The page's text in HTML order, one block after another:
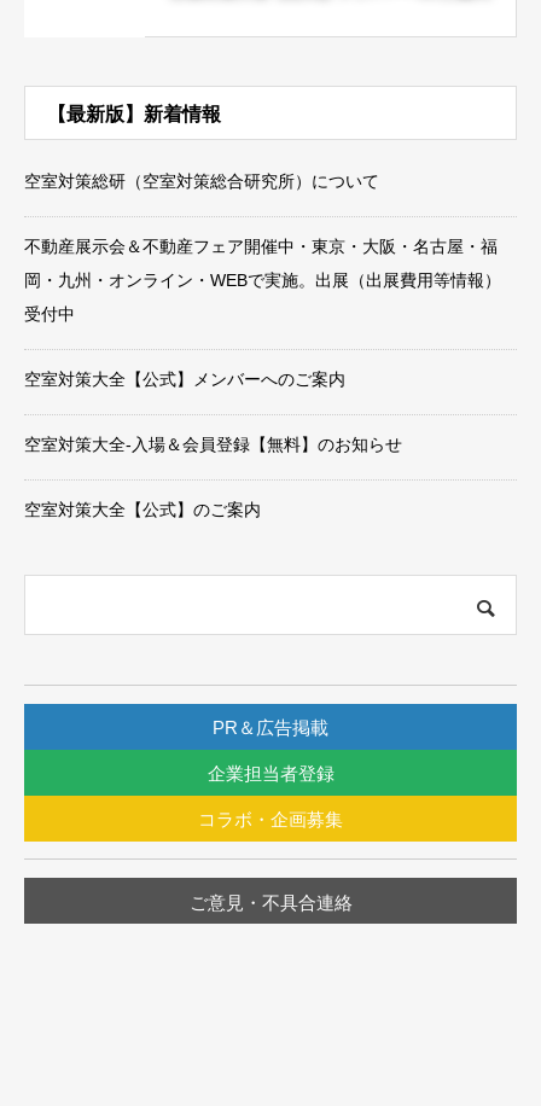
【最新版】新着情報
空室対策総研（空室対策総合研究所）について
不動産展示会＆不動産フェア開催中・東京・大阪・名古屋・福
岡・九州・オンライン・WEBで実施。出展（出展費用等情報）
受付中
空室対策大全【公式】メンバーへのご案内
空室対策大全-入場＆会員登録【無料】のお知らせ
空室対策大全【公式】のご案内
PR＆広告掲載
企業担当者登録
コラボ・企画募集
ご意見・不具合連絡